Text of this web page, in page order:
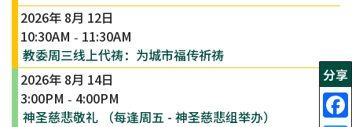
分享
2026年 8月 12日
10:30AM - 11:30AM
教委周三线上代祷：为城市福传祈祷
2026年 8月 14日
3:00PM - 4:00PM
神圣慈悲敬礼 （每逢周五 - 神圣慈悲组举办）